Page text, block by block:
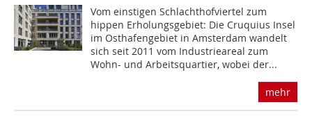
Vom einstigen Schlachthofviertel zum
hippen Erholungsgebiet: Die Cruquius Insel
im Osthafengebiet in Amsterdam wandelt
sich seit 2011 vom Industrieareal zum
Wohn- und Arbeitsquartier, wobei der...
mehr